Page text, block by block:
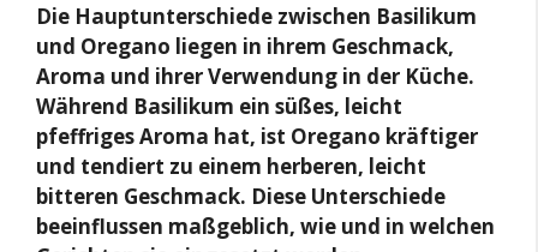
Die Hauptunterschiede zwischen Basilikum
und Oregano liegen in ihrem Geschmack,
Aroma und ihrer Verwendung in der Küche.
Während Basilikum ein süßes, leicht
pfeffriges Aroma hat, ist Oregano kräftiger
und tendiert zu einem herberen, leicht
bitteren Geschmack. Diese Unterschiede
beeinflussen maßgeblich, wie und in welchen